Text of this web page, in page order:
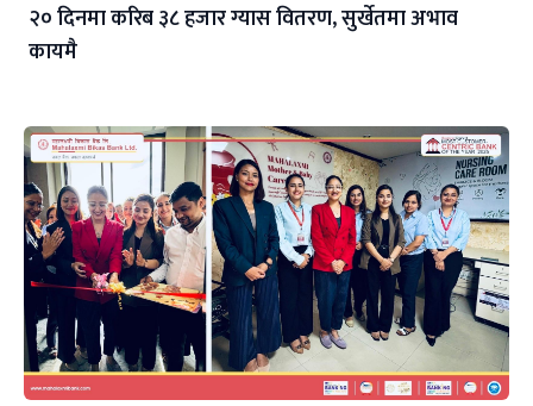
२० दिनमा करिब ३८ हजार ग्यास वितरण, सुर्खेतमा अभाव
कायमै